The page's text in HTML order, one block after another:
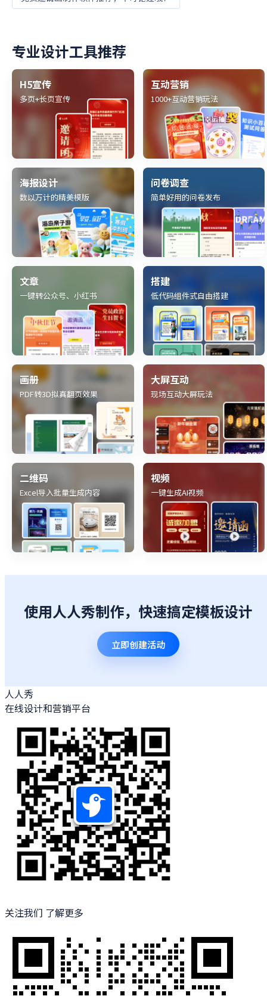
专业设计工具推荐
H5宣传
多页+长页宣传
互动营销
1000+互动营销玩法
海报设计
数以万计的精美模版
问卷调查
简单好用的问卷发布
文章
一键转公众号、小红书
搭建
低代码组件式自由搭建
画册
PDF转3D拟真翻页效果
大屏互动
现场互动大屏玩法
二维码
Excel导入批量生成内容
视频
一键生成AI视频
使用人人秀制作，快速搞定模板设计
立即创建活动
人人秀
在线设计和营销平台
关注我们 了解更多